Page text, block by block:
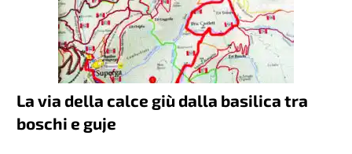
La via della calce giù dalla basilica tra
boschi e guje